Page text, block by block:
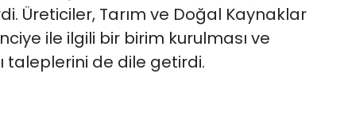
Üreticiler, Tarım ve Doğal Kaynaklar
ile ilgili bir birim kurulması ve
taleplerini de dile getirdi.